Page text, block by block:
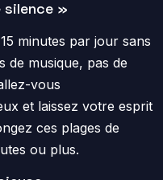
silence »
minutes par jour sans
de musique, pas de
vous
et laissez votre esprit
ces plages de
ou plus.